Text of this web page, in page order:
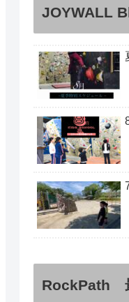
JOYWALL
RockPath